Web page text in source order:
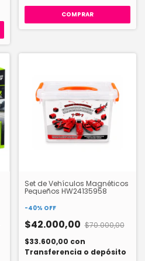
COMPRAR
Set de Vehículos Magnéticos
Pequeños HW24135958
-40% OFF
$42.000,00 $70.000,00
$33.600,00 con
Transferencia o depósito